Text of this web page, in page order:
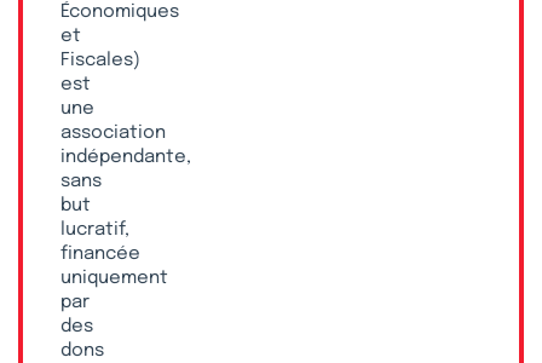
Économiques
et
Fiscales)
est
une
association
indépendante,
sans
but
lucratif,
financée
uniquement
par
des
dons